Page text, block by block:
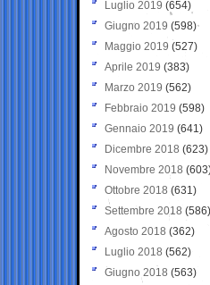
Luglio 2019 (654)
Giugno 2019 (598)
Maggio 2019 (527)
Aprile 2019 (383)
Marzo 2019 (562)
Febbraio 2019 (598)
Gennaio 2019 (641)
Dicembre 2018 (623)
Novembre 2018
Ottobre 2018 (631)
Settembre 2018 (586)
Agosto 2018 (362)
Luglio 2018 (562)
Giugno 2018 (563)